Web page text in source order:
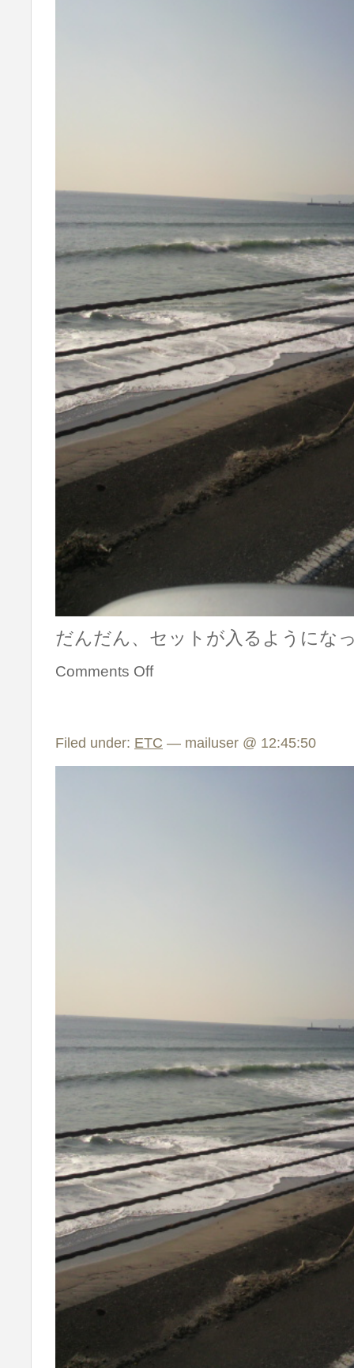
だんだん、セットが入るようにな
Comments Off
Filed under: ETC — mailuser @ 12:45:50